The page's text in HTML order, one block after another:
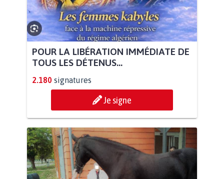
POUR LA LIBÉRATION IMMÉDIATE DE
TOUS LES DÉTENUS...
2.180 signatures
Je signe